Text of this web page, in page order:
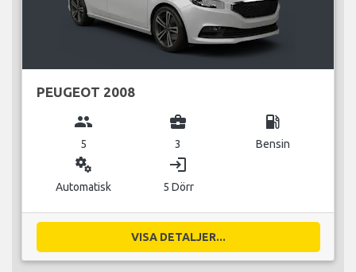
PEUGEOT 2008
group
5
business_center
3
local_gas_station
Bensin
miscellaneous_services
Automatisk
login
5 Dörr
VISA DETALJER...